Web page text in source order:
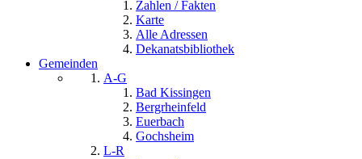
Zahlen / Fakten
Karte
Alle Adressen
Dekanatsbibliothek
Gemeinden
A-G
Bad Kissingen
Bergrheinfeld
Euerbach
Gochsheim
L-R